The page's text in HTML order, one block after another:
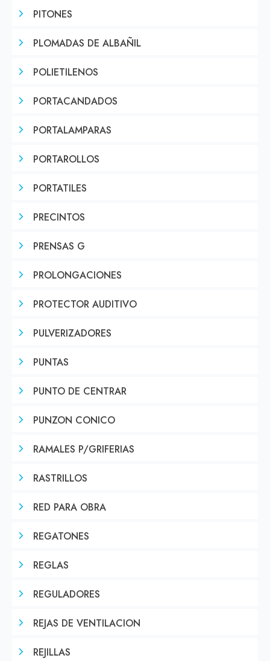
PITONES
PLOMADAS DE ALBAÑIL
POLIETILENOS
PORTACANDADOS
PORTALAMPARAS
PORTAROLLOS
PORTATILES
PRECINTOS
PRENSAS G
PROLONGACIONES
PROTECTOR AUDITIVO
PULVERIZADORES
PUNTAS
PUNTO DE CENTRAR
PUNZON CONICO
RAMALES P/GRIFERIAS
RASTRILLOS
RED PARA OBRA
REGATONES
REGLAS
REGULADORES
REJAS DE VENTILACION
REJILLAS